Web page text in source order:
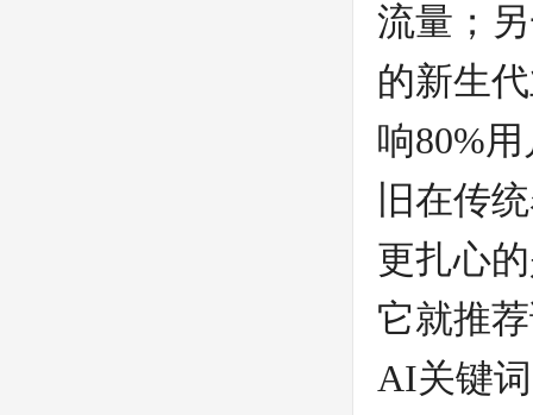
流量；
的新生
响80%
旧在传
更扎心
它就推
AI关键